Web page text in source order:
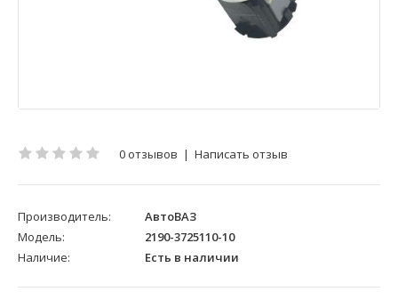
0 отзывов | Написать отзыв
Производитель:
АвтоВАЗ
Модель:
2190-3725110-10
Наличие:
Есть в наличии